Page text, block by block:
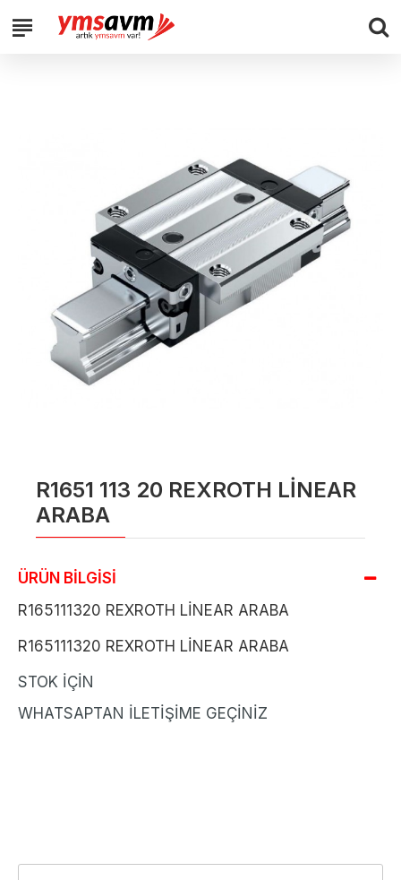
R1651 113 20 REXROTH LİNEAR
ARABA
ÜRÜN BİLGİSİ
R165111320 REXROTH LİNEAR ARABA
R165111320 REXROTH LİNEAR ARABA
STOK İÇİN
WHATSAPTAN İLETİŞİME GEÇİNİZ